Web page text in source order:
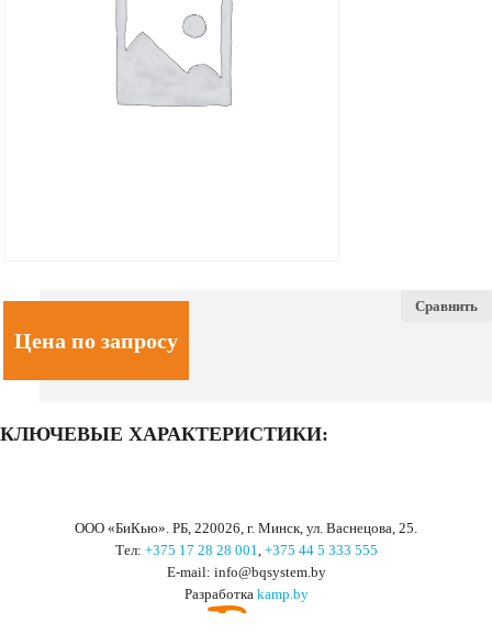
Цена по запросу
Сравнить
КЛЮЧЕВЫЕ ХАРАКТЕРИСТИКИ:
ООО «БиКью». РБ, 220026, г. Минск, ул. Васнецова, 25.
Тел: +375 17 28 28 001 +375 44 5 333 555
Е-mail: info@bqsystem.by
Разработка kamp.by